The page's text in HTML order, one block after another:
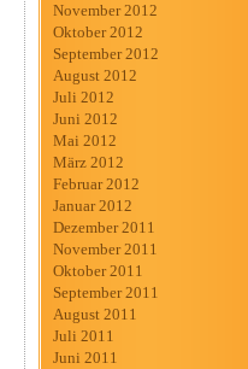
November 2012
Oktober 2012
September 2012
August 2012
Juli 2012
Juni 2012
Mai 2012
März 2012
Februar 2012
Januar 2012
Dezember 2011
November 2011
Oktober 2011
September 2011
August 2011
Juli 2011
Juni 2011